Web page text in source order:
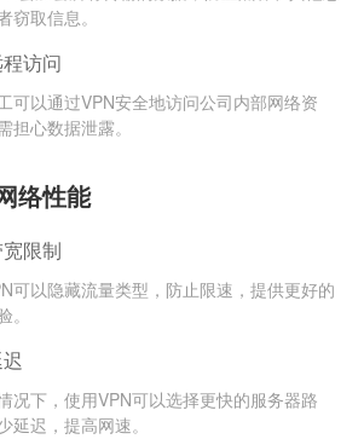
窃取信息。
访问
可以通过VPN安全地访问公司内部网络资
担心数据泄露。
络性能
限制
可以隐藏流量类型，防止限速，提供更好的
。
况下，使用VPN可以选择更快的服务器路
延迟，提高网速。